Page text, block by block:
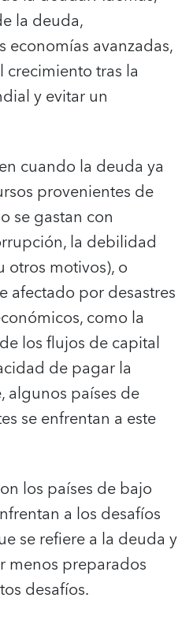
la deuda,
economías avanzadas,
tras la
y evitar un
cuando la deuda ya
provenientes de
se gastan con
la debilidad
otros motivos), o
afectado por desastres
como la
los flujos de capital
de pagar la
algunos países de
se enfrentan a este
los países de bajo
a los desafíos
se refiere a la deuda y
menos preparados
desafíos.